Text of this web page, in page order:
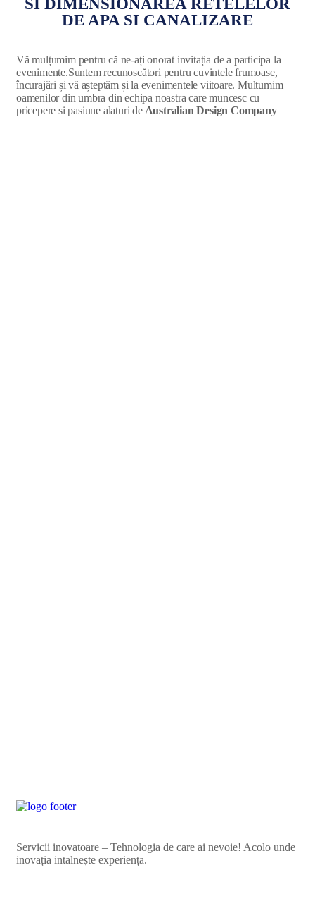
SI DIMENSIONAREA RETELELOR
DE APA SI CANALIZARE
Vă mulțumim pentru că ne-ați onorat invitația de a participa la
evenimente.Suntem recunoscători pentru cuvintele frumoase,
încurajări și vă așteptăm și la evenimentele viitoare. Multumim
oamenilor din umbra din echipa noastra care muncesc cu
pricepere si pasiune alaturi deAustralian Design Company
Servicii inovatoare – Tehnologia de care ai nevoie! Acolo unde
inovația intalnește experiența.